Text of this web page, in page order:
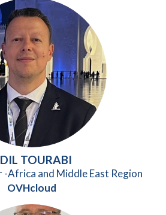
TOURABI
Africa and Middle East Region
OVHcloud